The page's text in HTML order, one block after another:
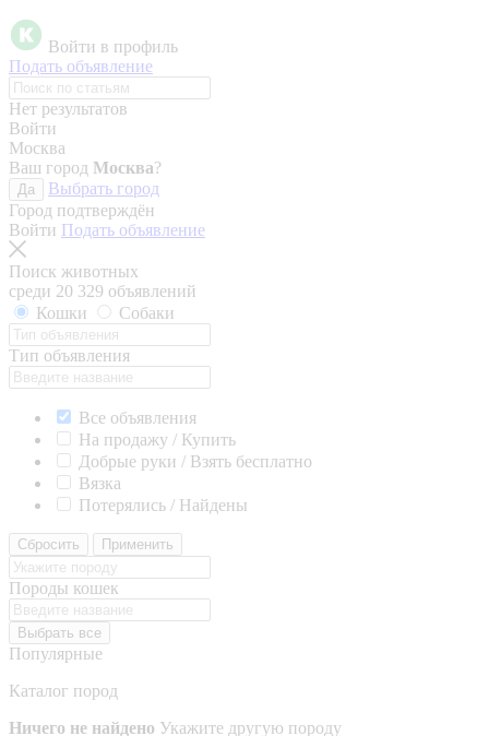
Войти в профиль
Подать объявление
Нет результатов
Войти
Москва
Ваш город Москва?
Да
Выбрать город
Город подтверждён
Войти Подать объявление
Поиск животных
среди 20 329 объявлений
Кошки
Собаки
Тип объявления
Все объявления
На продажу / Купить
Добрые руки / Взять бесплатно
Вязка
Потерялись / Найдены
Сбросить Применить
Породы кошек
Выбрать все
Популярные
Каталог пород
Ничего не найдено Укажите другую породу